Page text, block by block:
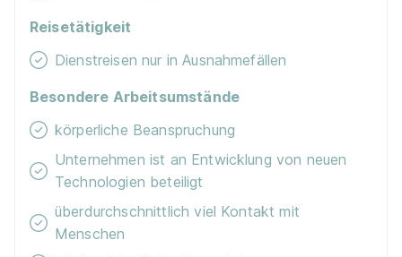
Reisetätigkeit
Dienstreisen nur in Ausnahmefällen
Besondere Arbeitsumstände
körperliche Beanspruchung
Unternehmen ist an Entwicklung von neuen
Technologien beteiligt
überdurchschnittlich viel Kontakt mit
Menschen